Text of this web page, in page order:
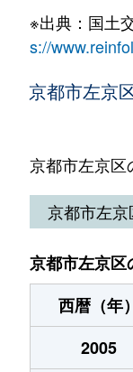
高野蓼原町
高野西開町
高野西開町
高野東開町
高野東開町
高野東開町
高野東開町
北白川伊織
北白川仕伏
北白川堂ノ
鞍馬本町
静市市原町
下鴨北芝町
下鴨北芝町
一乗寺払殿
岩倉木野町
岩倉木野町
岩倉忠在地
岩倉忠在地
※出典：国土
s://
京都市左京
京都市左京区
京都市左
京都市左京区
西暦（年）
2005